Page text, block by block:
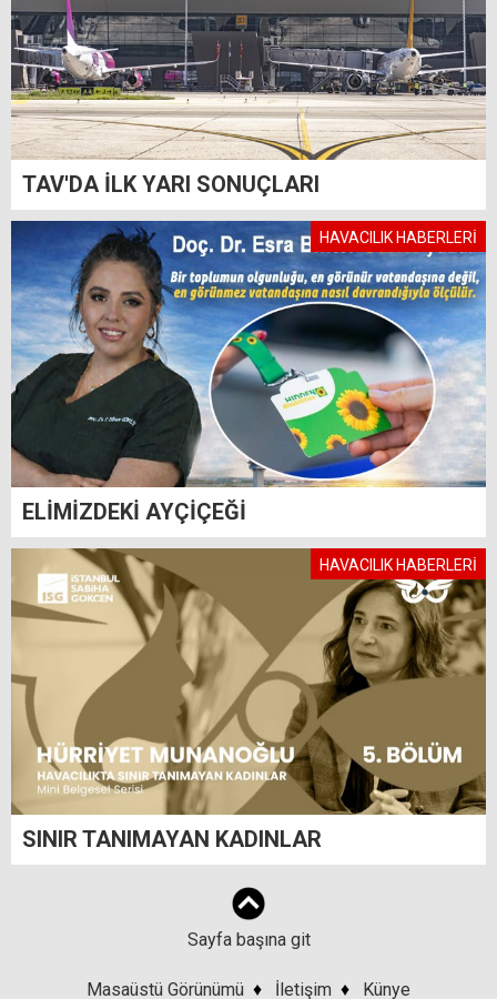
TAV'DA İLK YARI SONUÇLARI
HAVACILIK HABERLERİ
ELİMİZDEKİ AYÇİÇEĞİ
HAVACILIK HABERLERİ
SINIR TANIMAYAN KADINLAR
Sayfa başına git
Masaüstü Görünümü ♦ İletişim ♦ Künye